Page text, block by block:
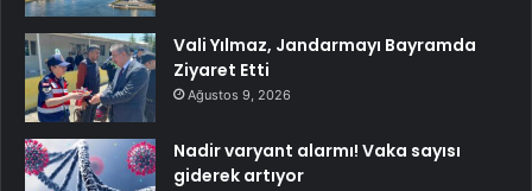
Vali Yılmaz, Jandarmayı Bayramda
Ziyaret Etti
Ağustos 9, 2026
Nadir varyant alarmı! Vaka sayısı
giderek artıyor